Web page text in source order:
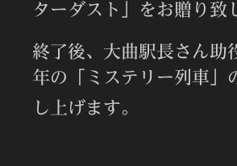
ターダスト」をお贈り致
終了後、大曲駅長さん助
年の「ミステリー列車」
し上げます。